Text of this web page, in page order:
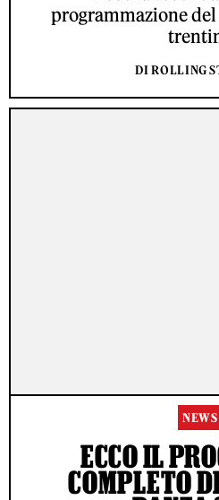
programmazione
DI ROLLING
NEWS
ECCO IL
COMPLETO